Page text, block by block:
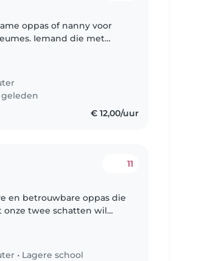
oppas of nanny voor
Iemand die met
geleden
€ 12,00/uur
11
en betrouwbare oppas die
onze twee schatten wil
• Lagere school